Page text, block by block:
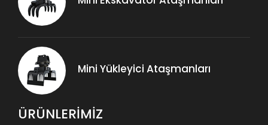
Mini Yükleyici Ataşmanları
ÜRÜNLERİMİZ